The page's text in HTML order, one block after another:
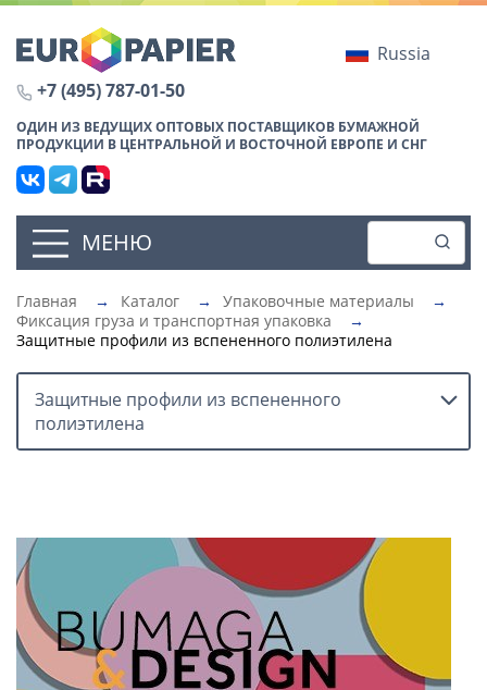
Russia
+7 (495) 787-01-50
ОДИН ИЗ ВЕДУЩИХ ОПТОВЫХ ПОСТАВЩИКОВ БУМАЖНОЙ
ПРОДУКЦИИ В ЦЕНТРАЛЬНОЙ И ВОСТОЧНОЙ ЕВРОПЕ И СНГ
МЕНЮ
Главная → Каталог → Упаковочные материалы
→
Фиксация груза и транспортная упаковка
→
Защитные профили из вспененного полиэтилена
Защитные профили из вспененного
полиэтилена